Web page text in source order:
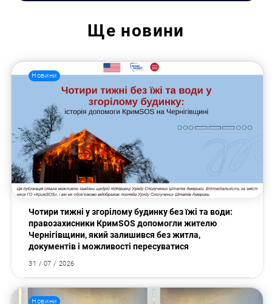
Ще новини
Новини
Чотири тижні у згорілому будинку без їжі та води:
правозахисники КримSOS допомогли жителю
Чернігівщини, який залишився без житла,
документів і можливості пересуватися
31 / 07 / 2026
Новини